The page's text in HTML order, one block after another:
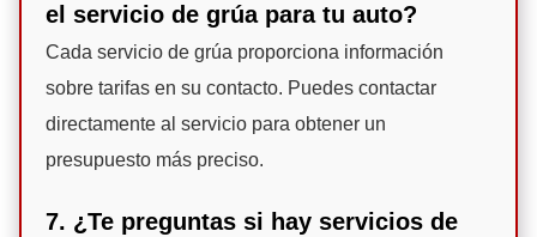
el servicio de grúa para tu auto?
Cada servicio de grúa proporciona información
sobre tarifas en su contacto. Puedes contactar
directamente al servicio para obtener un
presupuesto más preciso.
7. ¿Te preguntas si hay servicios de